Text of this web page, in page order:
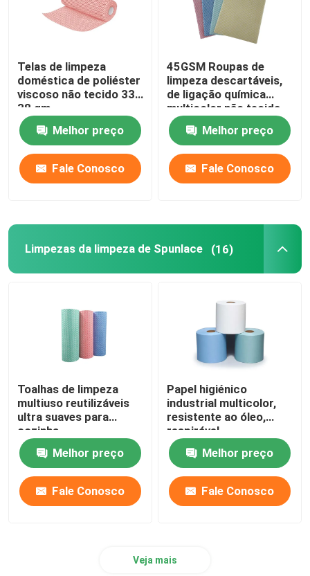
Tapetes de limpeza doméstica
Limpezas da limpeza de Spunlace
Limpezas industriais pesadas
Limpezas de limpeza descartáveis
Toalhas de cozinha descartáveis
Tecido de controlo de ervas daninhas
Velo de protecção contra o gelo
Saco de protecção de plantas
limpezas molhadas
Telas de limpeza
doméstica de poliéster
viscoso não tecido 33-
38 gm
Melhor preço
Fale Conosco
45GSM Roupas de
limpeza descartáveis,
de ligação química
multicolor não tecida
Melhor preço
Fale Conosco
Limpezas da limpeza de Spunlace (16)
Toalhas de limpeza
multiuso reutilizáveis
ultra suaves para
cozinha
Melhor preço
Fale Conosco
Papel higiénico
industrial multicolor,
resistente ao óleo,
respirável
Melhor preço
Fale Conosco
Veja mais